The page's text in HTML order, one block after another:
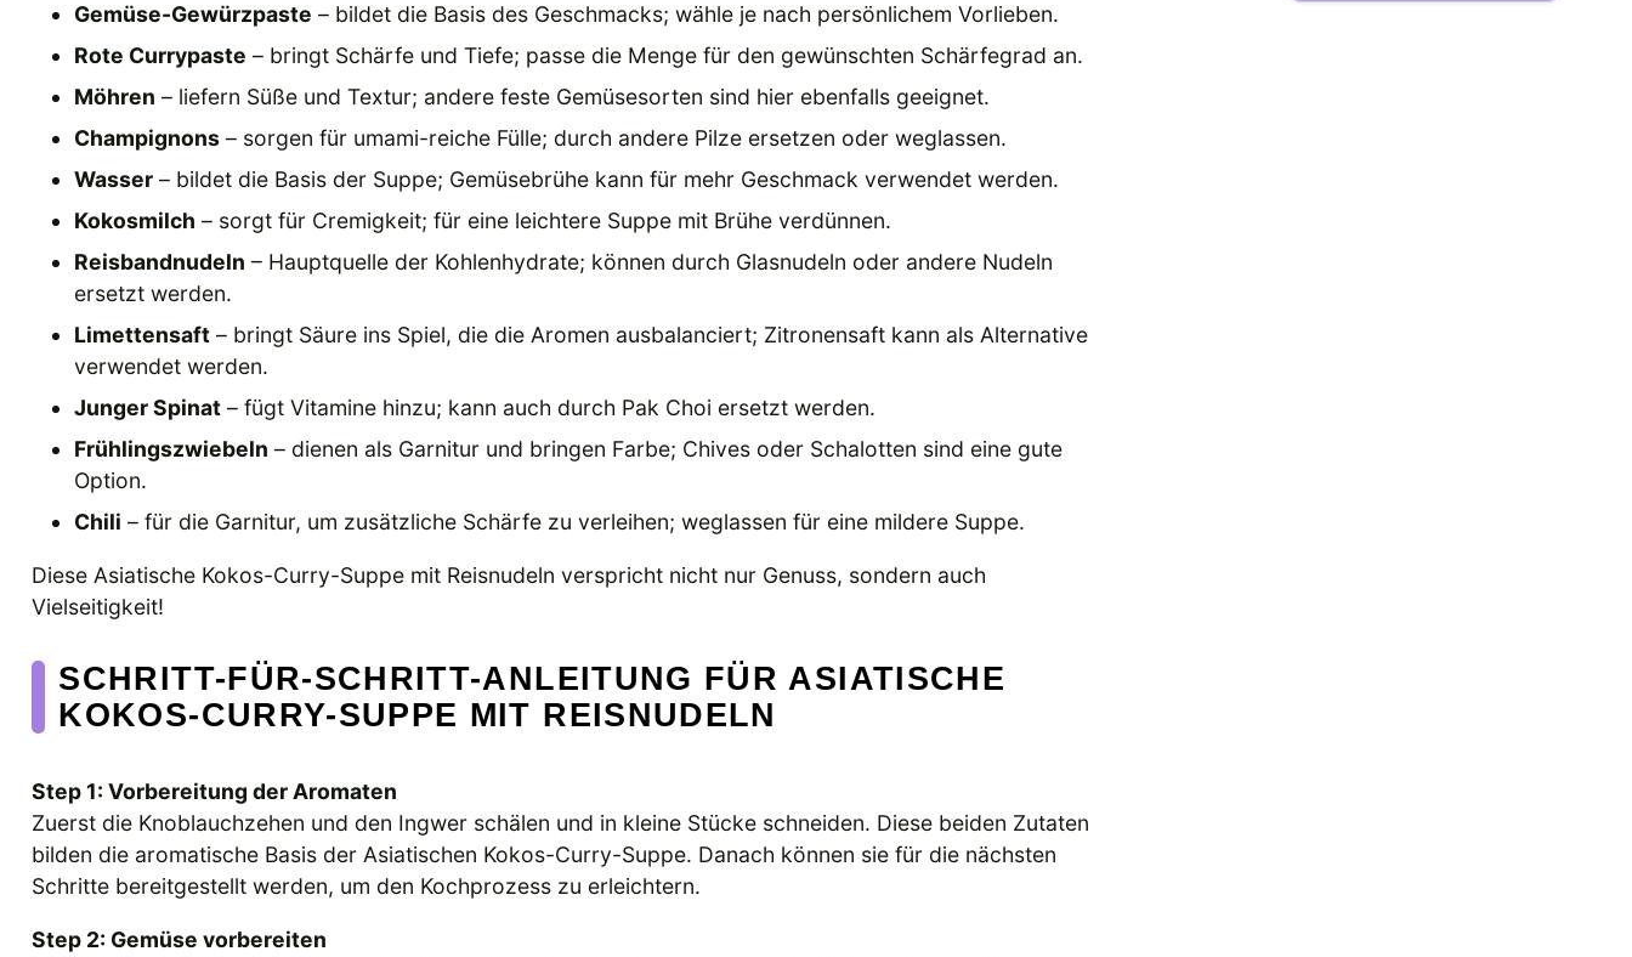
Gemüse-Gewürzpaste – bildet die Basis des Geschmacks; wähle je nach persönlichem Vorlieben.
Rote Currypaste – bringt Schärfe und Tiefe; passe die Menge für den gewünschten Schärfegrad an.
Möhren – liefern Süße und Textur; andere feste Gemüsesorten sind hier ebenfalls geeignet.
Champignons – sorgen für umami-reiche Fülle; durch andere Pilze ersetzen oder weglassen.
Wasser – bildet die Basis der Suppe; Gemüsebrühe kann für mehr Geschmack verwendet werden.
Kokosmilch – sorgt für Cremigkeit; für eine leichtere Suppe mit Brühe verdünnen.
Reisbandnudeln – Hauptquelle der Kohlenhydrate; können durch Glasnudeln oder andere Nudeln
ersetzt werden.
Limettensaft – bringt Säure ins Spiel, die die Aromen ausbalanciert; Zitronensaft kann als Alternative
verwendet werden.
Junger Spinat – fügt Vitamine hinzu; kann auch durch Pak Choi ersetzt werden.
Frühlingszwiebeln – dienen als Garnitur und bringen Farbe; Chives oder Schalotten sind eine gute
Option.
Chili – für die Garnitur, um zusätzliche Schärfe zu verleihen; weglassen für eine mildere Suppe.
Diese Asiatische Kokos-Curry-Suppe mit Reisnudeln verspricht nicht nur Genuss, sondern auch
Vielseitigkeit!
SCHRITT-FÜR-SCHRITT-ANLEITUNG FÜR ASIATISCHE
KOKOS-CURRY-SUPPE MIT REISNUDELN
Step 1: Vorbereitung der Aromaten
Zuerst die Knoblauchzehen und den Ingwer schälen und in kleine Stücke schneiden. Diese beiden Zutaten
bilden die aromatische Basis der Asiatischen Kokos-Curry-Suppe. Danach können sie für die nächsten
Schritte bereitgestellt werden, um den Kochprozess zu erleichtern.
Step 2: Gemüse vorbereiten